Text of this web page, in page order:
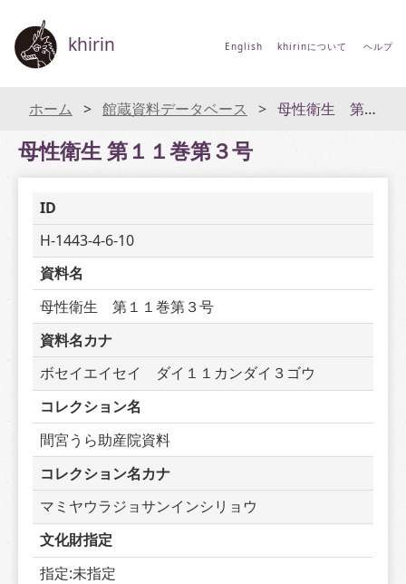
khirin English khirinについて ヘルプ
ホーム 館蔵資料データベース 母性衛生 第１１巻第３号
母性衛生 第１１巻第３号
ID
H-1443-4-6-10
資料名
母性衛生　第１１巻第３号
資料名カナ
ボセイエイセイ　ダイ１１カンダイ３ゴウ
コレクション名
間宮うら助産院資料
コレクション名カナ
マミヤウラジョサンインシリョウ
文化財指定
指定:未指定